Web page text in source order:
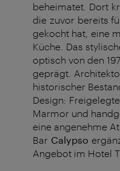
beheimatet. Dort
die zuvor bereits
gekocht hat, eine
Küche. Das
optisch von den
geprägt.
historischer
Design:
Marmor und
eine angenehme
Bar Calypso
Angebot im Hotel